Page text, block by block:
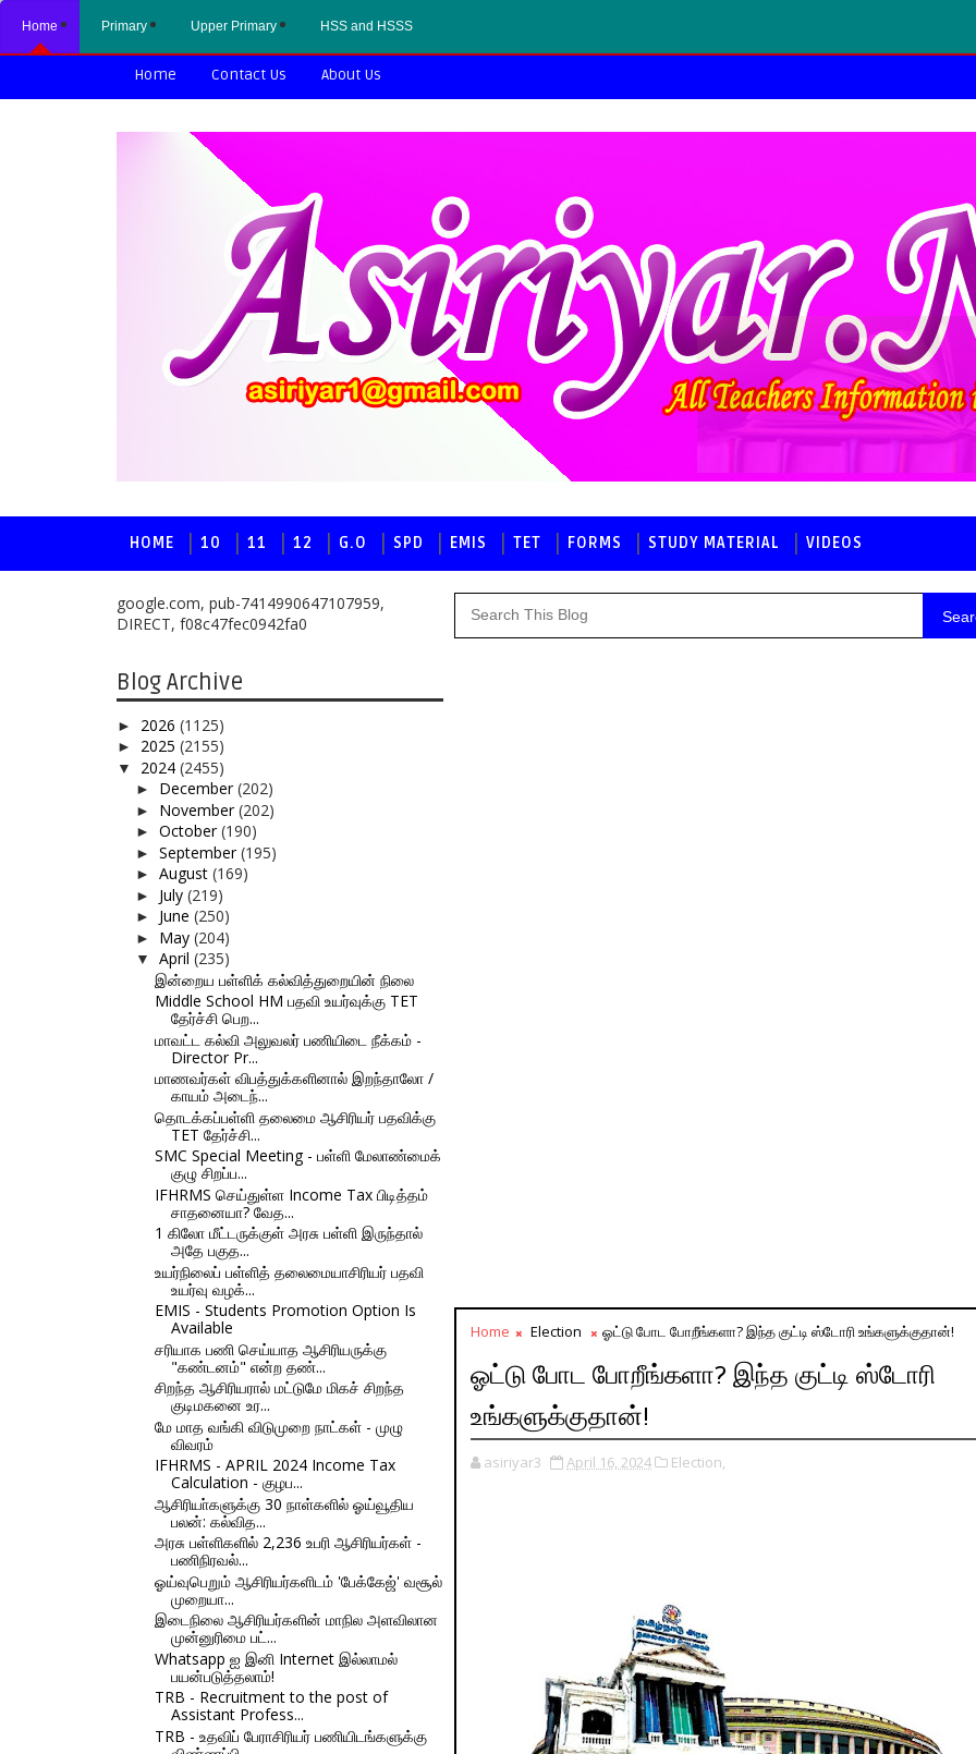
Home Primary Upper Primary HSS and HSSS
Home Contact Us About Us
HOME 10 11 12 G.O SPD EMIS TET FORMS STUDY MATERIAL VIDEOS
google.com, pub-7414990647107959,
DIRECT, f08c47fec0942fa0
Blog Archive
► 2026 (1125)
► 2025 (2155)
▼ 2024 (2455)
► December(202)
► November(202)
► October(190)
► September(195)
► August (169)
► July (219)
► June (250)
► May (204)
▼ April (235)
இன்றைய பள்ளிக் கல்வித்துறையின் நிலை
Middle School HM பதவி உயர்வுக்கு TET
தேர்ச்சி பெற...
மாவட்ட கல்வி அலுவலர் பணியிடை நீக்கம் -
Director Pr...
மாணவர்கள் விபத்துக்களினால் இறந்தாலோ /
காயம் அடைந்...
தொடக்கப்பள்ளி தலைமை ஆசிரியர் பதவிக்கு
TET தேர்ச்சி...
SMC Special Meeting - பள்ளி மேலாண்மைக்
குழு சிறப்ப...
IFHRMS செய்துள்ள Income Tax பிடித்தம்
சாதனையா? வேத...
1 கிலோ மீட்டருக்குள் அரசு பள்ளி இருந்தால்
அதே பகுத...
உயர்நிலைப் பள்ளித் தலைமையாசிரியர் பதவி
உயர்வு வழக்...
EMIS - Students Promotion Option Is
Available
சரியாக பணி செய்யாத ஆசிரியருக்கு
"கண்டனம்" என்ற தண்...
சிறந்த ஆசிரியரால் மட்டுமே மிகச் சிறந்த
குடிமகனை உர...
மே மாத வங்கி விடுமுறை நாட்கள் - முழு
விவரம்
IFHRMS - APRIL 2024 Income Tax
Calculation - குழப...
ஆசிரியா்களுக்கு 30 நாள்களில் ஓய்வூதிய
பலன்: கல்வித...
அரசு பள்ளிகளில் 2,236 உபரி ஆசிரியர்கள் -
பணிநிரவல்...
ஓய்வுபெறும் ஆசிரியர்களிடம் 'பேக்கேஜ்' வசூல்
முறையா...
இடைநிலை ஆசிரியர்களின் மாநில அளவிலான
முன்னுரிமை பட்...
Whatsapp ஐ இனி Internet இல்லாமல்
பயன்படுத்தலாம்!
TRB - Recruitment to the post of
Assistant Profess...
TRB - உதவிப் பேராசிரியர் பணியிடங்களுக்கு
Home Election ஓட்டு போட போறீங்களா? இந்த குட்டி ஸ்டோரி உங்களுக்குதான்!
ஓட்டு போட போறீங்களா? இந்த குட்டி ஸ்டோரி
உங்களுக்குதான்!
asiriyar3 April 16, 2024 Election,